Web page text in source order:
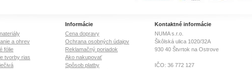
a ohrev
fólie
tvorby rias
Informácie
Cena dopravy
Ochrana osobných údajov
Reklamačný poriadok
Ako nakupovať
Spôsob platby
Kontaktné informácie
NUMA s.r.o.
Škôlská ulica 1020/32A
930 40 Štvrtok na Ostrove
IČO: 36 772 127